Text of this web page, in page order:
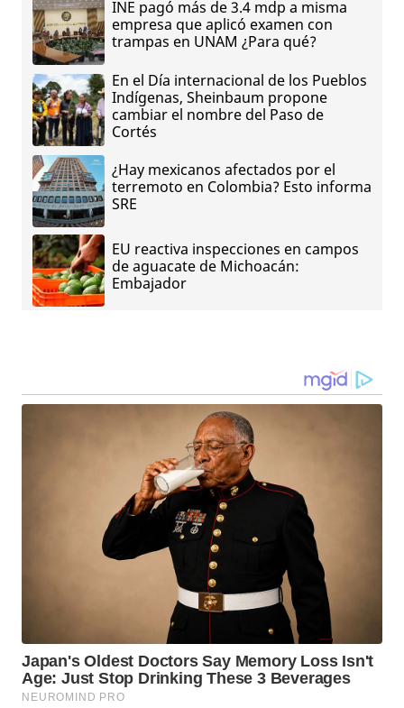
INE pagó más de 3.4 mdp a misma
empresa que aplicó examen con
trampas en UNAM ¿Para qué?
En el Día internacional de los Pueblos
Indígenas, Sheinbaum propone
cambiar el nombre del Paso de
Cortés
¿Hay mexicanos afectados por el
terremoto en Colombia? Esto informa
SRE
EU reactiva inspecciones en campos
de aguacate de Michoacán:
Embajador